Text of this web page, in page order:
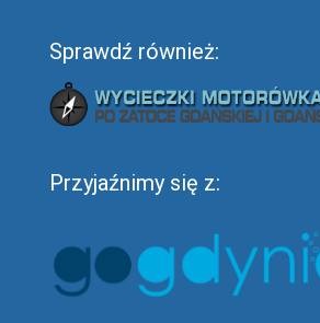
Sprawdź również:
Przyjaźnimy się z: